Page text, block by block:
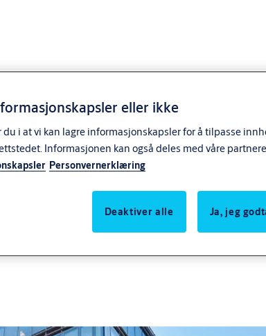
av
eller ikke
i at vi kan lagre informasjonskapsler for å tilpasse
Informasjonen kan også deles med våre
Personvernerklæring
Deaktiver alle Ja, jeg